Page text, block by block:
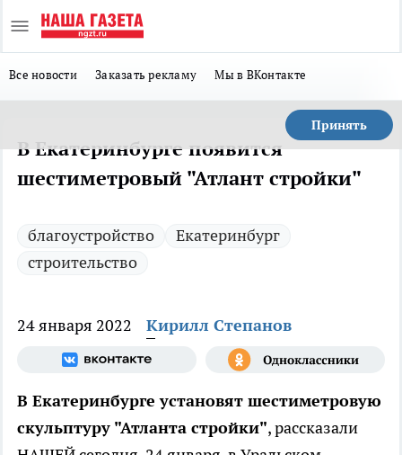
Все новости Заказать рекламу Мы в ВКонтакте
Принять
В Екатеринбурге появится
шестиметровый "Атлант стройки"
благоустройство
Екатеринбург
строительство
24 января 2022 Кирилл Степанов
В Екатеринбурге установят шестиметровую
скульптуру "Атланта стройки", рассказали